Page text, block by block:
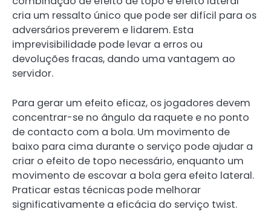
cria um ressalto único que pode ser difícil para os
adversários preverem e lidarem. Esta
imprevisibilidade pode levar a erros ou
devoluções fracas, dando uma vantagem ao
servidor.
Para gerar um efeito eficaz, os jogadores devem
concentrar-se no ângulo da raquete e no ponto
de contacto com a bola. Um movimento de
baixo para cima durante o serviço pode ajudar a
criar o efeito de topo necessário, enquanto um
movimento de escovar a bola gera efeito lateral.
Praticar estas técnicas pode melhorar
significativamente a eficácia do serviço twist.